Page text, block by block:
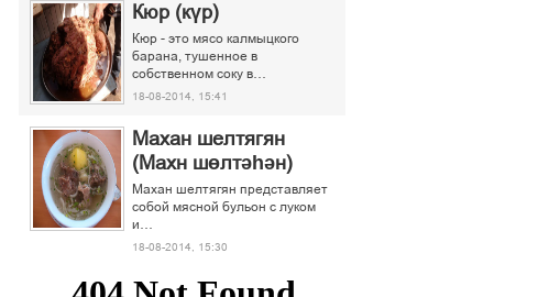
Кюр (күр)
Кюр - это мясо калмыцкого
барана, тушенное в
собственном соку в…
18-08-2014, 15:41
Махан шелтягян
(Махн шөлтәһән)
Махан шелтягян представляет
собой мясной бульон с луком
и…
18-08-2014, 15:30